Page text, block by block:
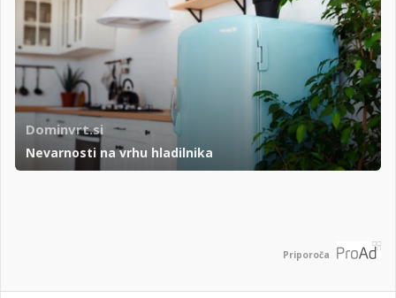
Dominvrt.si
Nevarnosti na vrhu hladilnika
Priporoča